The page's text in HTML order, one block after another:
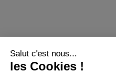
Salut c'est nous...
les Cookies !